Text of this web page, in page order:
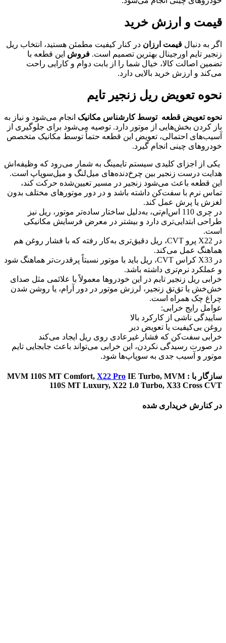
قیمت و ارزش خرید
اگر به دنبال قیمت ارزان در کنار کیفیت مطمئن هستید، انتخاب ریل
زنجیر تایم اورجینال بهترین تصمیم است. فروش این قطعه با
تضمین اصالت کالا، خیال شما را از بابت دوام و کارایی راحت
می‌کند و ارزش خرید بالایی دارد.
نحوه تعویض ریل زنجیر تایم
نحوه تعویض قطعه توسط کارشناس مکانیک انجام می‌شود و نیاز به
باز کردن بخش‌هایی از موتور دارد. توصیه می‌شود برای جلوگیری از
آسیب‌های احتمالی، تعویض این قطعه حتماً توسط مکانیک متخصص
خودروهای چینی انجام گیرد.
یکی از اجزای کلیدی سیستم تایمینگ به شمار می‌رود که وظیفه‌اش
هدایت درست زنجیر بین چرخ‌دنده‌های میل‌لنگ و میل‌سوپاپ است.
این قطعه باعث می‌شود زنجیر در مسیر تعیین‌شده حرکت کند،
تماس نرم با سفت‌کن داشته باشد و در دور موتورهای مختلف بدون
لغزش یا پرش عمل کند.
در چری 110 اس‌ام‌تی، به‌دلیل ساختار ساده‌تر موتور، ریل نیز
طراحی ابتدایی‌تری دارد و بیشتر در معرض فرسایش مکانیکی
است.
در X22 پرو CVT، ریل دقیق‌تری به‌کار رفته که با فشار روغن هم
هماهنگ عمل می‌کند.
در X33 کراس CVT، ریل باید با موتور نسبتاً پرقدرت‌تر هماهنگ شود
و عملکرد نرم‌تری داشته باشد.
خرابی ریل زنجیر تایم در این خودروها معمولاً با علائمی مثل صدای
خش‌خش یا تق‌تق زنجیر، لرزش موتور در دور آرام، یا روشن شدن
چراغ چک همراه است.
عوامل رایج خرابی:
ساییدگی ناشی از کارکرد بالا
روغن بی‌کیفیت یا تعویض دیر
خرابی سفت‌کن که فشار غیرعادی روی ریل ایجاد می‌کند
در صورت رسیدگی نکردن، این خرابی می‌تواند باعث جابجایی تایم
موتور و آسیب جدی به سوپاپ‌ها شود.
سازگار با : MVM 110S MT Comfort, X22 Pro IE Turbo, MVM
110S MT Luxury, X22 1.0 Turbo, X33 Cross CVT
در کنارش خریداری شده